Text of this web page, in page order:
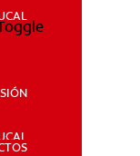
SALUD BUCAL